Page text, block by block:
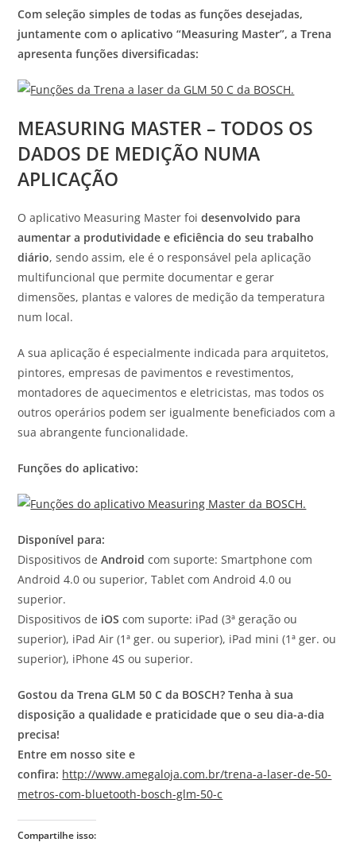
Com seleção simples de todas as funções desejadas,
juntamente com o aplicativo “Measuring Master”, a Trena
apresenta funções diversificadas:
MEASURING MASTER – TODOS OS
DADOS DE MEDIÇÃO NUMA
APLICAÇÃO
O aplicativo Measuring Master foidesenvolvido para
aumentar a produtividade e eficiência do seu trabalho
diário, sendo assim, ele é o responsável pela aplicação
multifuncional que permite documentar e gerar
dimensões, plantas e valores de medição da temperatura
num local.
A sua aplicação é especialmente indicada para arquitetos,
pintores, empresas de pavimentos e revestimentos,
montadores de aquecimentos e eletricistas, mas todos os
outros operários podem ser igualmente beneficiados com a
sua abrangente funcionalidade.
Funções do aplicativo:
Disponível para:
Dispositivos deAndroid com suporte: Smartphone com
Android 4.0 ou superior, Tablet com Android 4.0 ou
superior.
Dispositivos de iOS com suporte: iPad (3ª geração ou
superior), iPad Air (1ª ger. ou superior), iPad mini (1ª ger. ou
superior), iPhone 4S ou superior.
Gostou da Trena GLM 50 C da BOSCH? Tenha à sua
disposição a qualidade e praticidade que o seu dia-a-dia
precisa!
Entre em nosso site e
confira: http://www.amegaloja.com.br/trena-a-laser-de-50-
metros-com-bluetooth-bosch-glm-50-c
Compartilhe isso: